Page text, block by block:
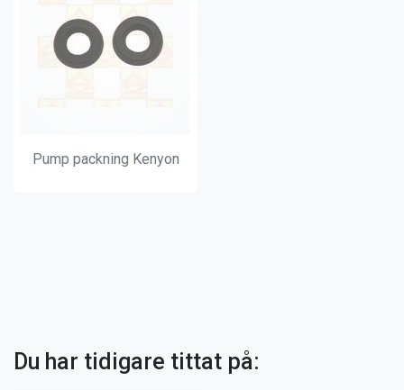
Pump packning Kenyon
Du har tidigare tittat på: